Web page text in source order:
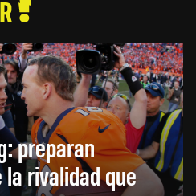
preparan
rivalidad que